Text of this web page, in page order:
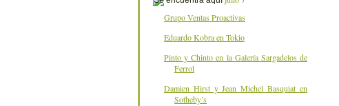
Grupo Ventas Proactivas
Eduardo Kobra en Tokio
Pinto y Chinto en la Galería Sargadelos de
Ferrol
Damien Hirst y Jean Michel Basquiat en
Sotheby’s